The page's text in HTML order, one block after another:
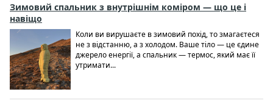
Зимовий спальник з внутрішнім коміром — що це і
навіщо
Коли ви вирушаєте в зимовий похід, то змагаєтеся
не з відстанню, а з холодом. Ваше тіло — це єдине
джерело енергії, а спальник — термос, який має її
утримати...